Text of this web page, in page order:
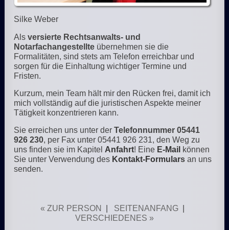
Silke Weber
Alsversierte Rechtsanwalts- und
Notarfachangestellte übernehmen sie die
Formalitäten, sind stets am Telefon erreichbar und
sorgen für die Einhaltung wichtiger Termine und
Fristen.
Kurzum, mein Team hält mir den Rücken frei, damit ich
mich vollständig auf die juristischen Aspekte meiner
Tätigkeit konzentrieren kann.
Sie erreichen uns unter derTelefonnummer 05441
926 230, per Fax unter 05441 926 231, den Weg zu
uns finden sie im Kapitel Anfahrt! Eine E-Mail können
Sie unter Verwendung des Kontakt-Formularsan uns
senden.
« ZUR PERSON SEITENANFANG
VERSCHIEDENES »